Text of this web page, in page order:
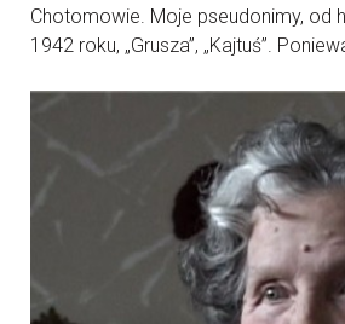
Chotomowie. Moje pseudonimy, od
1942 roku, „Grusza”, „Kajtuś”.